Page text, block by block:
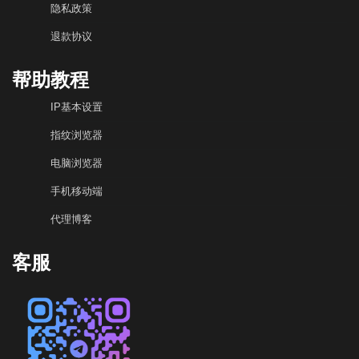
隐私政策
退款协议
帮助教程
IP基本设置
指纹浏览器
电脑浏览器
手机移动端
代理博客
客服